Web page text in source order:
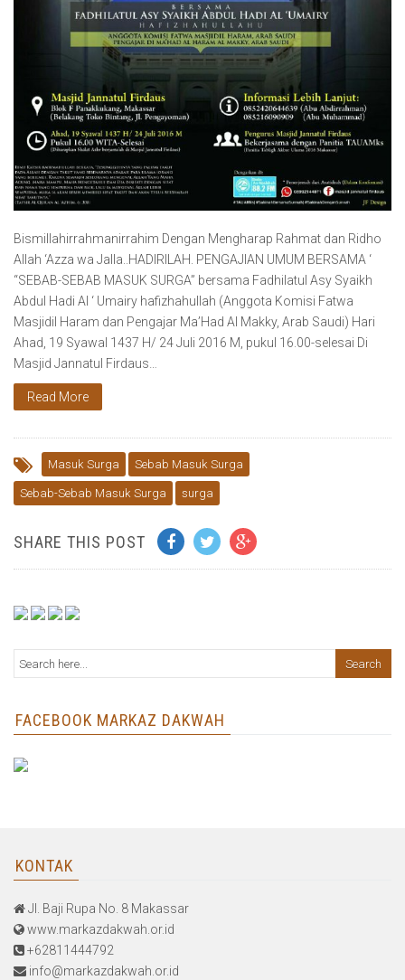
Bismillahirrahmanirrahim Dengan Mengharap Rahmat dan Ridho
Allah ‘Azza wa Jalla..HADIRILAH. PENGAJIAN UMUM BERSAMA ‘
“SEBAB-SEBAB MASUK SURGA” bersama Fadhilatul Asy Syaikh
Abdul Hadi Al ‘ Umairy hafizhahullah (Anggota Komisi Fatwa
Masjidil Haram dan Pengajar Ma’Had Al Makky, Arab Saudi) Hari
Ahad, 19 Syawal 1437 H/ 24 Juli 2016 M, pukul 16.00-selesai Di
Masjid Jannatul Firdaus…
Read More
Masuk Surga Sebab Masuk Surga
Sebab-Sebab Masuk Surga surga
SHARE THIS POST
FACEBOOK MARKAZ DAKWAH
KONTAK
Jl. Baji Rupa No. 8 Makassar
www.markazdakwah.or.id
+62811444792
info@markazdakwah.or.id